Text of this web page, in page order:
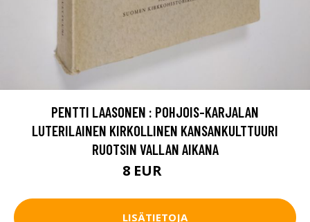
PENTTI LAASONEN : POHJOIS-KARJALAN
LUTERILAINEN KIRKOLLINEN KANSANKULTTUURI
RUOTSIN VALLAN AIKANA
8 EUR
LISÄTIETOJA